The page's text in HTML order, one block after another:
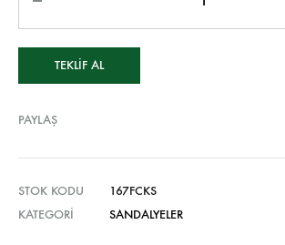
TEKLIF AL
PAYLAŞ
STOK KODU
167FCKS
KATEGORI
SANDALYELER